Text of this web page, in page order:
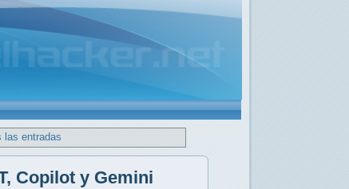
las entradas
Copilot y Gemini